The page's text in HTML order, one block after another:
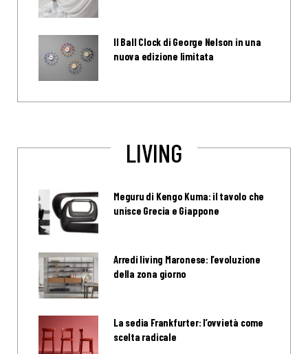
Il Ball Clock di George Nelson in una
nuova edizione limitata
LIVING
Meguru di Kengo Kuma: il tavolo che
unisce Grecia e Giappone
Arredi living Maronese: l’evoluzione
della zona giorno
La sedia Frankfurter: l’ovvietà come
scelta radicale